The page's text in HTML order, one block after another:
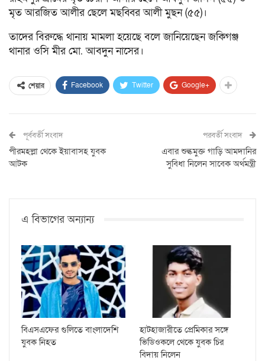
মৃত আরজিত আলীর ছেলে মছব্বির আলী মুছন (৫৫)।
তাদের বিরুদ্ধে থানায় মামলা হয়েছে বলে জানিয়েছেন জকিগঞ্জ
থানার ওসি মীর মো. আবদুন নাসের।
শেয়ার Facebook Twitter Google+
পূর্ববর্তী সংবাদ
পীরমহল্লা থেকে ইয়াবাসহ যুবক
আটক
পরবর্তী সংবাদ
এবার শুল্কমুক্ত গাড়ি আমদানির
সুবিধা নিলেন সাবেক অর্থমন্ত্রী
এ বিভাগের অন্যান্য
বিএসএফের গুলিতে বাংলাদেশি
যুবক নিহত
হাটহাজারীতে প্রেমিকার সঙ্গে
ভিডিওকলে থেকে যুবক চির
বিদায় নিলেন